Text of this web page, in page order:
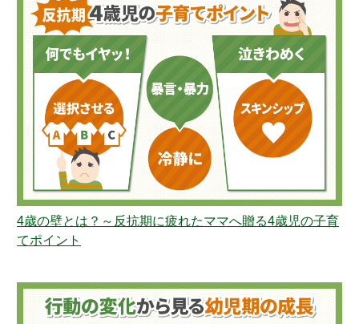
4歳の壁とは？～反抗期に疲れたママへ贈る4歳児の子育
てポイント